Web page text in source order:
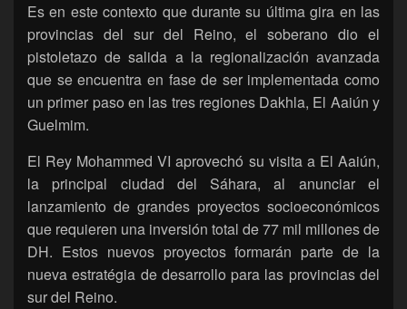
Es en este contexto que durante su última gira en las
provincias del sur del Reino, el soberano dio el
pistoletazo de salida a la regionalización avanzada
que se encuentra en fase de ser implementada como
un primer paso en las tres regiones Dakhla, El Aaiún y
Guelmim.
El Rey Mohammed VI aprovechó su visita a El Aaiún,
la principal ciudad del Sáhara, al anunciar el
lanzamiento de grandes proyectos socioeconómicos
que requieren una inversión total de 77 mil millones de
DH. Estos nuevos proyectos formarán parte de la
nueva estratégia de desarrollo para las provincias del
sur del Reino.